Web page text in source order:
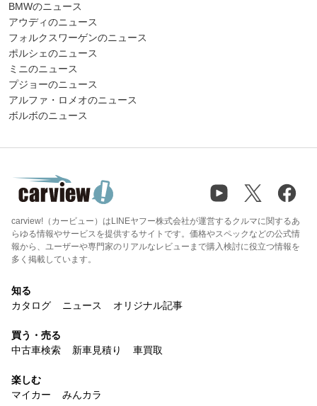
BMWのニュース
アウディのニュース
フォルクスワーゲンのニュース
ポルシェのニュース
ミニのニュース
プジョーのニュース
アルファ・ロメオのニュース
ボルボのニュース
carview!（カービュー）はLINEヤフー株式会社が運営するクルマに関するあ
らゆる情報やサービスを提供するサイトです。価格やスペックなどの公式情
報から、ユーザーや専門家のリアルなレビューまで購入検討に役立つ情報を
多く掲載しています。
知る
カタログ
ニュース オリジナル記事
買う・売る
中古車検索
新車見積り 車買取
楽しむ
マイカー
みんカラ